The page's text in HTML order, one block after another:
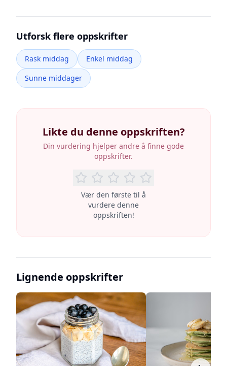
Utforsk flere oppskrifter
Rask middag
Enkel middag
Sunne middager
Likte du denne oppskriften?
Din vurdering hjelper andre å finne gode
oppskrifter.
Vær den første til å
vurdere denne
oppskriften!
Lignende oppskrifter